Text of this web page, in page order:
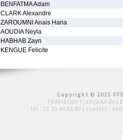
BENFATMA Adam
CLARK Alexandre
ZAROUMNI Anais Hana
AOUDIA Neyla
HABHAB Zayn
KENGUE Felicite
Copyright © 2015
Fédération Française des
tél : 01 39 44 65 80 | contact :